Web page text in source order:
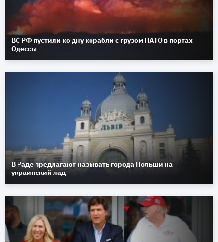
ВС РФ пустили ко дну корабли с грузом НАТО в портах
Одессы
В Раде предлагают называть города Польши на
украинский лад